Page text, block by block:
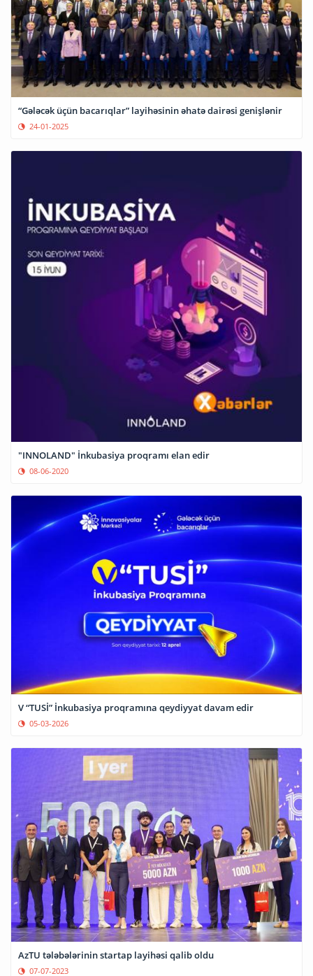
“Gələcək üçün bacarıqlar” layihəsinin əhatə dairəsi genişlənir
24-01-2025
"INNOLAND" İnkubasiya proqramı elan edir
08-06-2020
V “TUSİ” İnkubasiya proqramına qeydiyyat davam edir
05-03-2026
AzTU tələbələrinin startap layihəsi qalib oldu
07-07-2023